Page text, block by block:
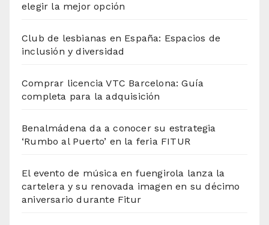
elegir la mejor opción
Club de lesbianas en España: Espacios de
inclusión y diversidad
Comprar licencia VTC Barcelona: Guía
completa para la adquisición
Benalmádena da a conocer su estrategia
‘Rumbo al Puerto’ en la feria FITUR
El evento de música en fuengirola lanza la
cartelera y su renovada imagen en su décimo
aniversario durante Fitur